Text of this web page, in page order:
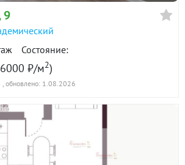
нужно для счастливой и
базе: 3933
9
Состояние:
₽/м2)
, обновлено: 1.08.2026